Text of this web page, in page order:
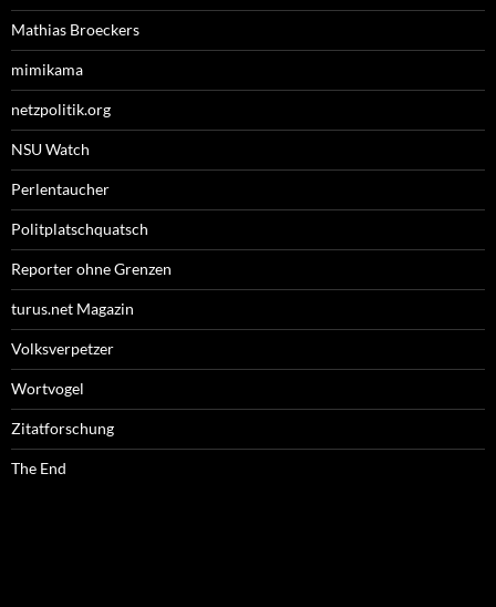
Mathias Broeckers
mimikama
netzpolitik.org
NSU Watch
Perlentaucher
Politplatschquatsch
Reporter ohne Grenzen
turus.net Magazin
Volksverpetzer
Wortvogel
Zitatforschung
The End